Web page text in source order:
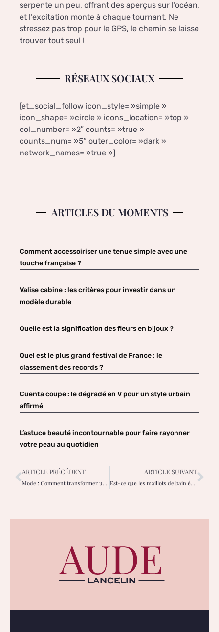
serpente un peu, offrant des aperçus sur l’océan,
et l’excitation monte à chaque tournant. Ne
stressez pas trop pour le GPS, le chemin se laisse
trouver tout seul !
RÉSEAUX SOCIAUX
[et_social_follow icon_style= »simple »
icon_shape= »circle » icons_location= »top »
col_number= »2″ counts= »true »
counts_num= »5″ outer_color= »dark »
network_names= »true »]
ARTICLES DU MOMENTS
Comment accessoiriser une tenue simple avec une
touche française ?
Valise cabine : les critères pour investir dans un
modèle durable
Quelle est la signification des fleurs en bijoux ?
Quel est le plus grand festival de France : le
classement des records ?
Cuenta coupe : le dégradé en V pour un style urbain
affirmé
L’astuce beauté incontournable pour faire rayonner
votre peau au quotidien
ARTICLE PRÉCÉDENT
Mode : Comment transformer une tenue basique avec des bijoux de créateurs ?
ARTICLE SUIVANT
Est-ce que les maillots de bain échancrés vont à toutes les morphologies ?